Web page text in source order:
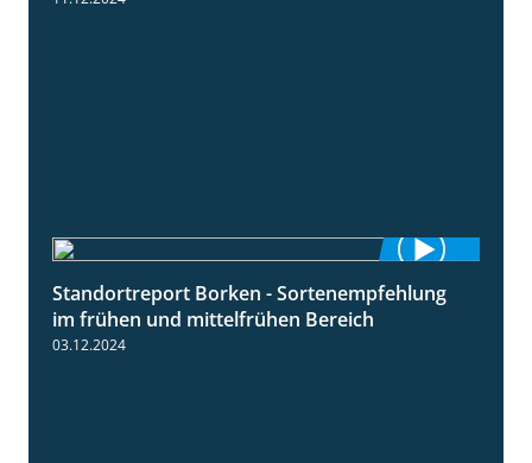
7:53
Standortreport Borken - Sortenempfehlung
im frühen und mittelfrühen Bereich
03.12.2024